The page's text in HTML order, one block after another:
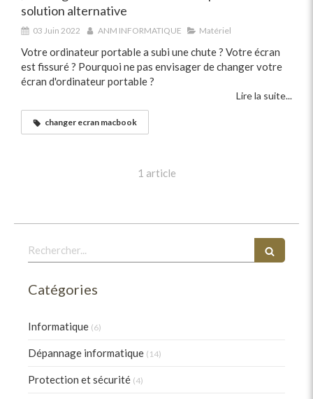
solution alternative
03 Juin 2022 ANM INFORMATIQUE Matériel
Votre ordinateur portable a subi une chute ? Votre écran
est fissuré ? Pourquoi ne pas envisager de changer votre
écran d'ordinateur portable ?
Lire la suite...
changer ecran macbook
1 article
Rechercher
Catégories
Informatique (6)
Dépannage informatique (14)
Protection et sécurité (4)